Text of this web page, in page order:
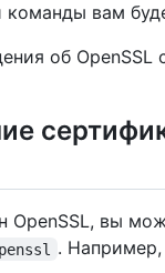
вам
об OpenSSL
OpenSSL, вы
.